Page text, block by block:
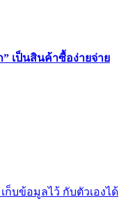
” เป็นสินค้าซื้อง่ายจ่าย